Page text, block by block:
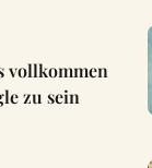
vollkommen
zu sein